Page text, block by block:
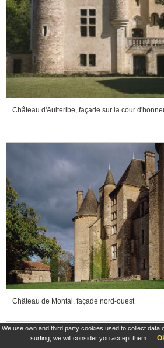
We use own and third party cookies used to collect data
surfing, we will consider you accept them.
Château de Montal, façade nord-ouest